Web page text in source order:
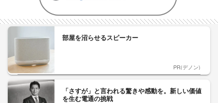
部屋を沼らせるスピーカー
PR(デノン)
「さすが」と言われる驚きや感動を。新しい価値
を生む電通の挑戦